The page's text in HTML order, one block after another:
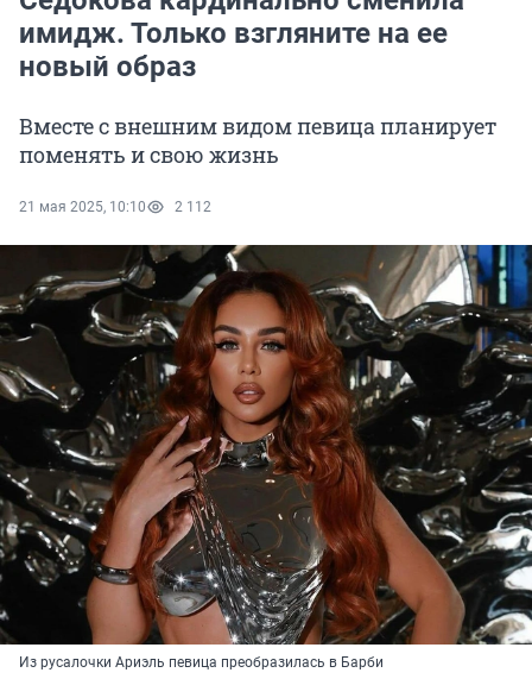
имидж. Только взгляните на ее
новый образ
Вместе с внешним видом певица планирует
поменять и свою жизнь
21 мая 2025, 10:10 2 112
Из русалочки Ариэль певица преобразилась в Барби